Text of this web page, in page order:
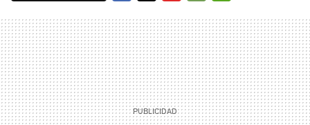
MAIL